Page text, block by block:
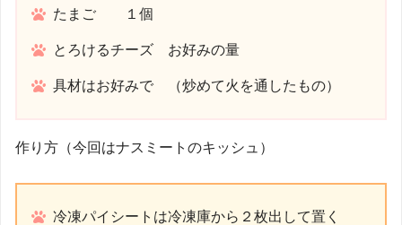
たまご １個
とろけるチーズ お好みの量
具材はお好みで （炒めて火を通したもの）
作り方（今回はナスミートのキッシュ）
冷凍パイシートは冷凍庫から２枚出して置く